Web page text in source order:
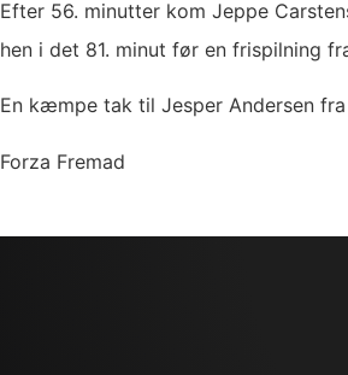
Efter 56. minutter kom Jeppe
hen i det 81. minut før en frispilning
En kæmpe tak til Jesper Andersen
Forza Fremad